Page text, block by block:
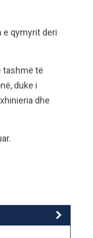
e qymyrit deri
tashmë të
duke i
dhe